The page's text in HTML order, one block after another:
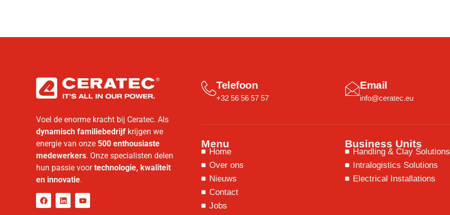
Voel de enorme kracht bij Ceratec. Als
dynamisch familiebedrijf krijgen we
energie van onze 500 enthousiaste
medewerkers. Onze specialisten delen
hun passie voortechnologie, kwaliteit
en innovatie.
Telefoon
+32 56 56 57 57
Email
info@ceratec.eu
Menu
Home
Over ons
Nieuws
Contact
Jobs
Business Units
Handling & Clay Solutions
Intralogistics Solutions
Electrical Installations